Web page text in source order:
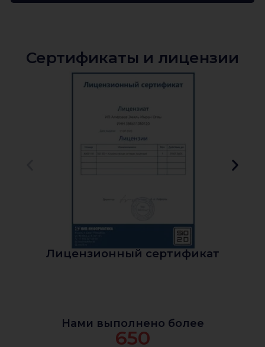
Сертификаты и лицензии
Лицензионный сертификат
Нами выполнено более
650